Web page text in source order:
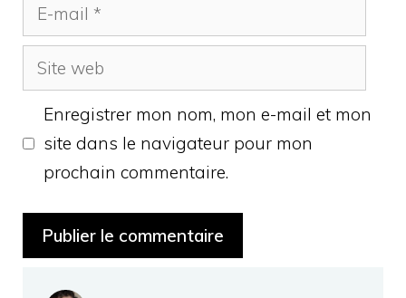
mail
Site
web
Enregistrer mon nom, mon e-mail et mon
site dans le navigateur pour mon
prochain commentaire.